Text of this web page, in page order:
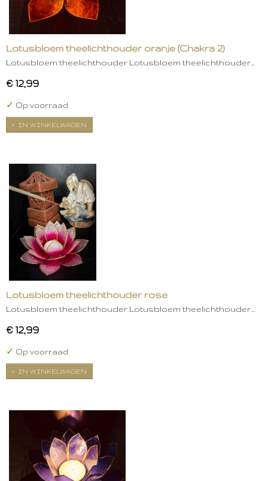
Lotusbloem theelichthouder oranje (Chakra 2)
Lotusbloem theelichthouder Lotusbloem theelichthouder…
€ 12,99
✓ Op voorraad
IN WINKELWAGEN
Lotusbloem theelichthouder rose
Lotusbloem theelichthouder Lotusbloem theelichthouder…
€ 12,99
✓ Op voorraad
IN WINKELWAGEN